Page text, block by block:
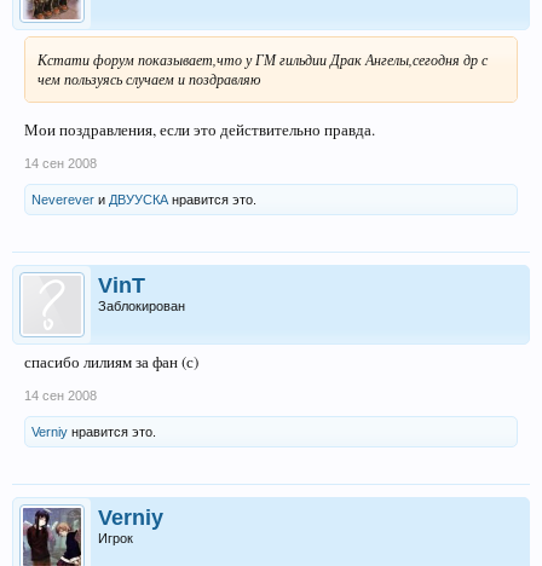
Кстати форум показывает,что у ГМ гильдии Драк Ангелы,сегодня др с
чем пользуясь случаем и поздравляю
Мои поздравления, если это действительно правда.
14 сен 2008
Neverever и ДВУУСКА нравится это.
VinT
Заблокирован
спасибо лилиям за фан (с)
14 сен 2008
Verniy нравится это.
Verniy
Игрок